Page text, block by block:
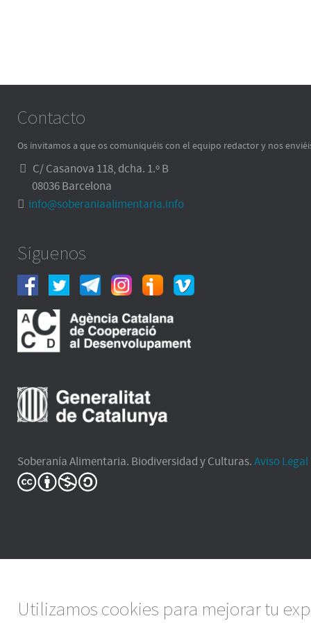
Contacto
Os invitamos a que os comuniquéis con el equipo redactor y nos
C/ Casanova 118, dcha. 1.º B
08036 Barcelona
info@soberaniaalimentaria.info
Síguenos
Soberanía Alimentaria. Biodiversidad y Culturas.Aviso Legal
Utilizamos cookies para mejorar tu